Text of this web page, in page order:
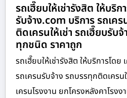
รถเฮี๊ยบให้เช่ารังสิต ให้บริก
รับจ้าง.com บริการ รถเค
ติดเครนให้เช่า รถเฮี๊ยบรับ
ทุกชนิด ราคาถูก
รถเฮี๊ยบให้เช่ารังสิต ให้บริการโด
รถเครนรับจ้าง รถบรรทุกติดเครน
เครนโรงงาน ยกโครงหลังคาโรง